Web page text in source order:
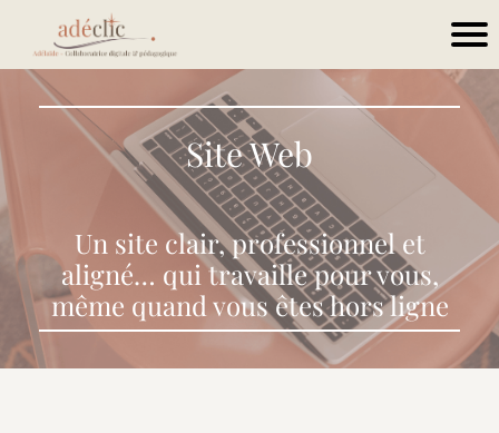
Site Web
Un site clair, professionnel et
aligné… qui travaille pour vous,
même quand vous êtes hors ligne